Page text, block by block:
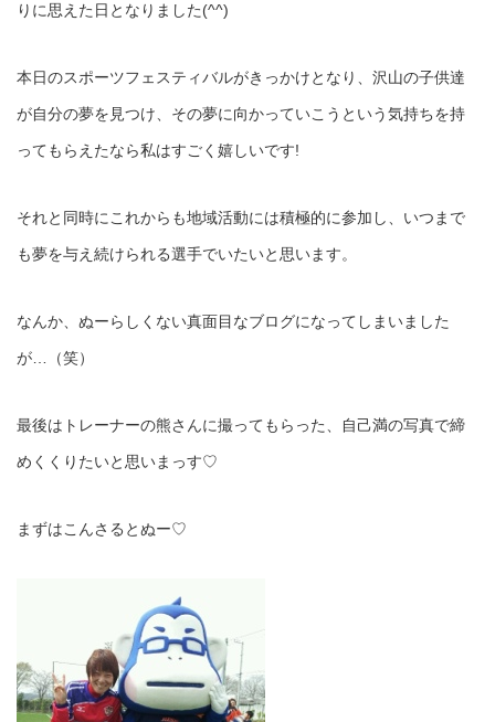
りに思えた日となりました(^^)
本日のスポーツフェスティバルがきっかけとなり、沢山の子供達
が自分の夢を見つけ、その夢に向かっていこうという気持ちを持
ってもらえたなら私はすごく嬉しいです!
それと同時にこれからも地域活動には積極的に参加し、いつまで
も夢を与え続けられる選手でいたいと思います。
なんか、ぬーらしくない真面目なブログになってしまいました
が…（笑）
最後はトレーナーの熊さんに撮ってもらった、自己満の写真で締
めくくりたいと思いまっす♡
まずはこんさるとぬー♡